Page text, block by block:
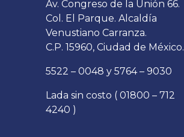
Av. Congreso de la Unión 66.
Col. El Parque. Alcaldía
Venustiano Carranza.
C.P. 15960, Ciudad de México.
5522 – 0048 y 5764 – 9030
Lada sin costo ( 01800 – 712
4240 )